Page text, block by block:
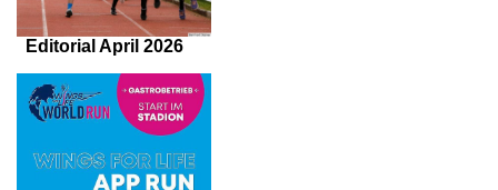
Editorial April 2026